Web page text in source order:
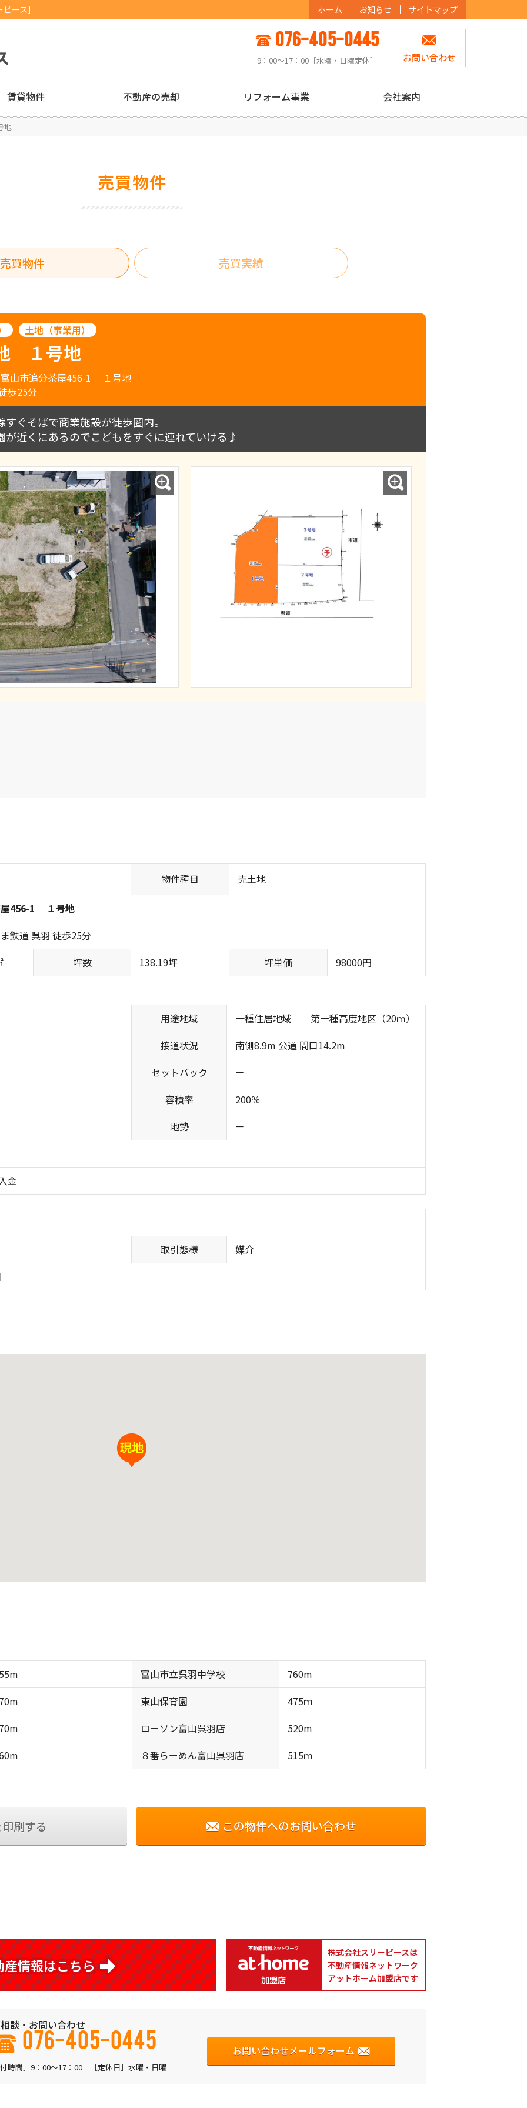
ース］ ホーム お知らせ サイトマップ
076-405-0445
9：00〜17：00［水曜・日曜定休］ お問い合わせ
賃貸物件 不動産の売却 リフォーム事業 会社案内
地
売買物件
売買物件 売買実績
土地（事業用）
１号地
富山市追分茶屋456-1 １号地
歩25分
すぐそばで商業施設が徒歩圏内。
が近くにあるのでこどもをすぐに連れていける♪
物件種目 売土地
屋456-1 １号地
鉄道 呉羽 徒歩25分
坪数 138.19坪 坪単価 98000円
用途地域
一種住居地域 第一種高度地区（20ｍ）
接道状況
南側8.9m 公道 間口14.2m
セットバック
－
容積率
200％
地勢
－
金
取引態様
媒介
富山市立呉羽中学校
760m
東山保育園
475ｍ
ローソン富山呉羽店
520m
８番らーめん富山呉羽店 515ｍ
刷する この物件へのお問い合わせ
産情報はこちら
株式会社スリーピースは
不動産情報ネットワーク
アットホーム加盟店です
談・お問い合わせ
076-405-0445
時間］9：00〜17：00 ［定休日］水曜・日曜
お問い合わせメールフォーム